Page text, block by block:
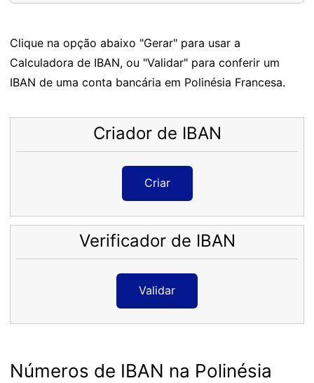
Clique na opção abaixo "Gerar" para usar a
Calculadora de IBAN, ou "Validar" para conferir um
IBAN de uma conta bancária em Polinésia Francesa.
Criador de IBAN
Criar
Verificador de IBAN
Validar
Números de IBAN na Polinésia